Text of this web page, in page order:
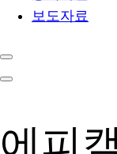
보도자료
에피